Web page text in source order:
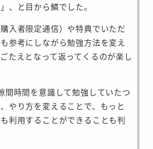
、と目から鱗でした。
入者限定通信）や特典でいただ
参考にしながら勉強方法を変え
たえとなって返ってくるのが楽し
間時間を意識して勉強していたつ
やり方を変えることで、もっと
利用することができることも判